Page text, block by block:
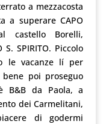
a mezzacosta
a superare CAPO
castello Borelli,
SPIRITO. Piccolo
le vacanze lí per
poi proseguo
B&B da Paola, a
dei Carmelitani,
di godermi